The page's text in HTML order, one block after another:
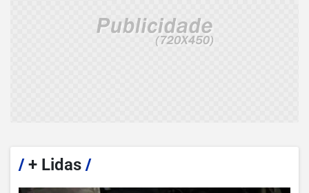
/+ Lidas /